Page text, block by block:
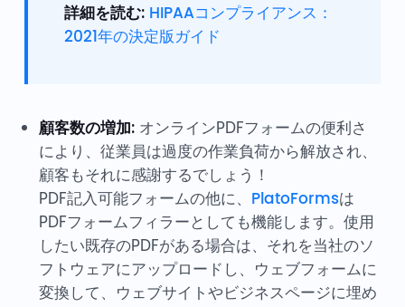
詳細を読む: HIPAAコンプライアンス：
2021年の決定版ガイド
顧客数の増加:オンラインPDFフォームの便利さ
により、従業員は過度の作業負荷から解放され、
顧客もそれに感謝するでしょう！
PDF記入可能フォームの他に、 PlatoFormsは
PDFフォームフィラーとしても機能します。使用
したい既存のPDFがある場合は、それを当社のソ
フトウェアにアップロードし、ウェブフォームに
変換して、ウェブサイトやビジネスページに埋め